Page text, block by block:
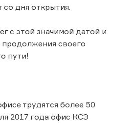
со дня открытия.
с этой значимой датой и
своего
пути!
трудятся более 50
2017 года офис КСЭ